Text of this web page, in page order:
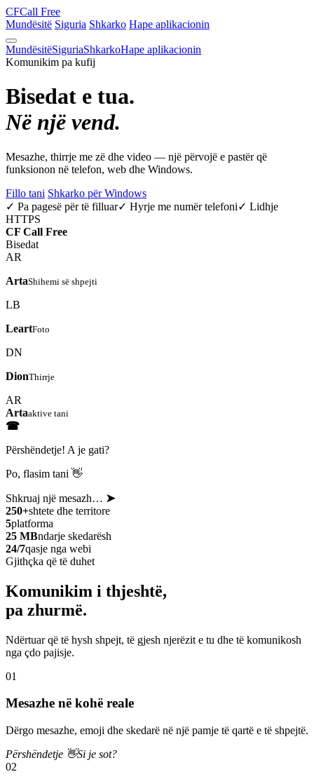
CFCall Free
Mundësitë Siguria Shkarko Hape aplikacionin
MundësitëSiguriaShkarkoHape aplikacionin
Komunikim pa kufij
Bisedat e tua.
Në një vend.
Mesazhe, thirrje me zë dhe video — një përvojë e pastër që
funksionon në telefon, web dhe Windows.
Fillo tani Shkarko për Windows
✓ Pa pagesë për të filluar✓ Hyrje me numër telefoni✓ Lidhje
HTTPS
CF Call Free
Bisedat
AR
ArtaShihemi së shpejti
LB
LeartFoto
DN
DionThirrje
AR
Artaaktive tani
☎
Përshëndetje! A je gati?
Po, flasim tani 👋
Shkruaj një mesazh… ➤
250+shtete dhe territore
5platforma
25 MBndarje skedarësh
24/7qasje nga webi
Gjithçka që të duhet
Komunikim i thjeshtë,
pa zhurmë.
Ndërtuar që të hysh shpejt, të gjesh njerëzit e tu dhe të komunikosh
nga çdo pajisje.
01
Mesazhe në kohë reale
Dërgo mesazhe, emoji dhe skedarë në një pamje të qartë e të shpejtë.
Përshëndetje 👋Si je sot?
02